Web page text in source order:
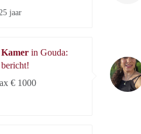
25 jaar
Kamer in Gouda:
€ 1000